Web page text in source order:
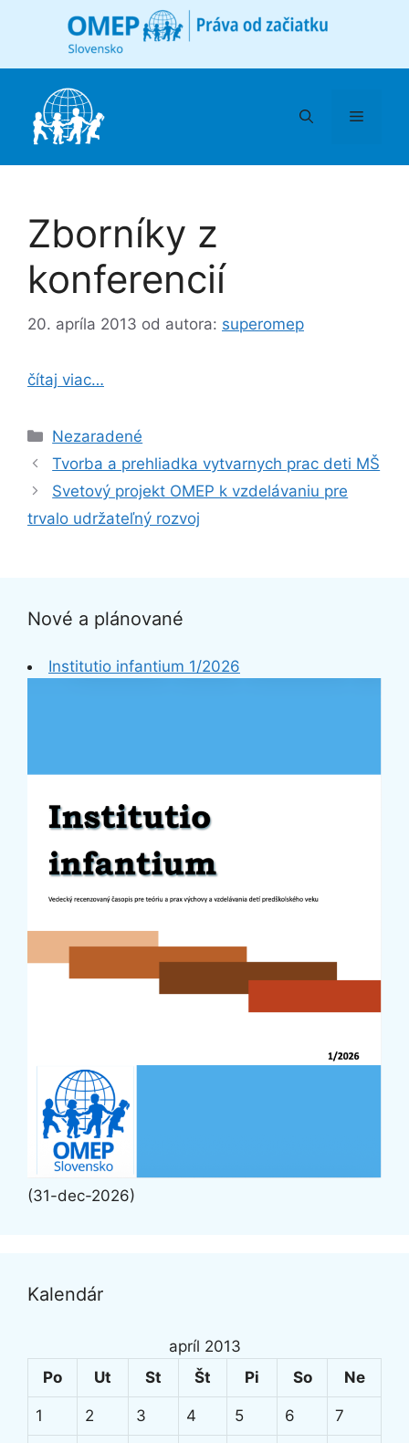
Menu
Zborníky z
konferencií
20. apríla 2013 od autora: superomep
čítaj viac…
Kategórie
Nezaradené
Tvorba a prehliadka vytvarnych prac deti MŠ
Svetový projekt OMEP k vzdelávaniu pre
trvalo udržateľný rozvoj
Nové a plánované
Institutio infantium 1/2026
(31-dec-2026)
Kalendár
apríl 2013
Po
Ut St Št Pi So Ne
1 2 3 4 5 6 7